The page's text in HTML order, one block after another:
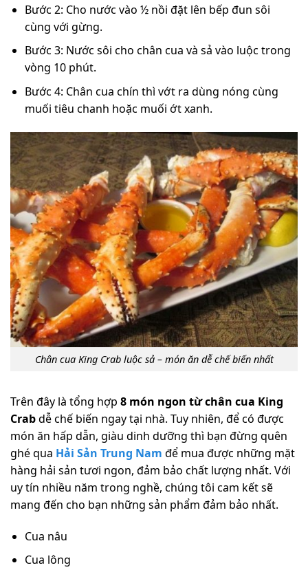
Bước 2: Cho nước vào ½ nồi đặt lên bếp đun sôi
cùng với gừng.
Bước 3: Nước sôi cho chân cua và sả vào luộc trong
vòng 10 phút.
Bước 4: Chân cua chín thì vớt ra dùng nóng cùng
muối tiêu chanh hoặc muối ớt xanh.
Chân cua King Crab luộc sả – món ăn dễ chế biến nhất
Trên đây là tổng hợp 8 món ngon từ chân cua King
Crabdễ chế biến ngay tại nhà. Tuy nhiên, để có được
món ăn hấp dẫn, giàu dinh dưỡng thì bạn đừng quên
ghé qua Hải Sản Trung Nam để mua được những mặt
hàng hải sản tươi ngon, đảm bảo chất lượng nhất. Với
uy tín nhiều năm trong nghề, chúng tôi cam kết sẽ
mang đến cho bạn những sản phẩm đảm bảo nhất.
Cua nâu
Cua lông